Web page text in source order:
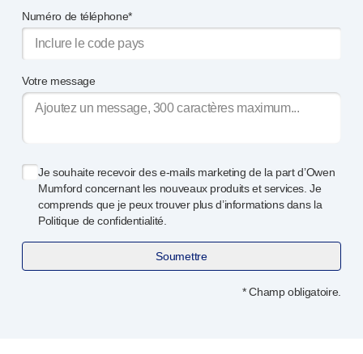
Développement de Witney
Innovate UK
Articles
Contactez-nous
Notre histoire
Numéro de téléphone*
Votre message
Je souhaite recevoir dese-mailsmarketing de la part d’Owen
Mumford concernant les nouveaux produits et services. Je
comprends que je peux trouver plus d’informations dans la
Politique de confidentialité.
Soumettre
* Champ obligatoire.